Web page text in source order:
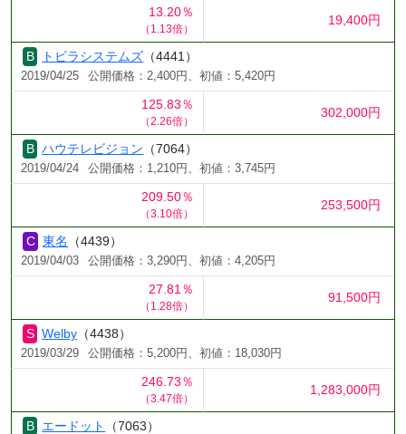
13.20％
（1.13倍）
19,400円
トビラシステムズ （4441）
2019/04/25 公開価格：2,400円、初値：5,420円
125.83％
（2.26倍）
302,000円
ハウテレビジョン （7064）
2019/04/24 公開価格：1,210円、初値：3,745円
209.50％
（3.10倍）
253,500円
東名 （4439）
2019/04/03 公開価格：3,290円、初値：4,205円
27.81％
（1.28倍）
91,500円
Welby （4438）
2019/03/29 公開価格：5,200円、初値：18,030円
246.73％
（3.47倍）
1,283,000円
エードット （7063）